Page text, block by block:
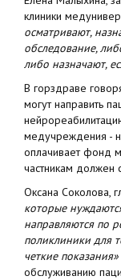
клиники
осматривают,
обследование,
либо назначают,
В горздраве
могут направить
медучреждения -
оплачивает фонд
частникам должен
Оксана Соколова,
которые
направляются по
поликлиники для
четкие показания»
обслуживанию